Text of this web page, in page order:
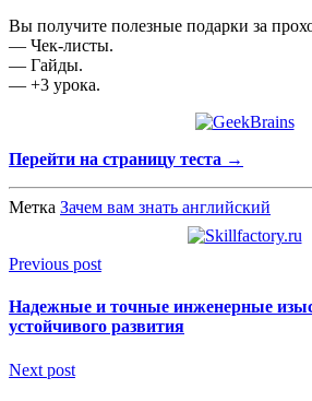
Вы получите полезные подарки за
— Чек-листы.
— Гайды.
— +3 урока.
Перейти на страницу теста →
Метка Зачем вам знать английский
Previous post
Надежные и точные инженерные
устойчивого развития
Next post